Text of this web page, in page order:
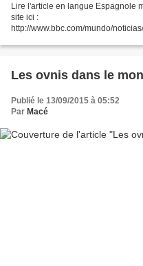
Lire l'article en langue Espagnole
site ici :
http://www.bbc.com/mundo/
https://translate.google.fr/t...
Les ovnis dans le
Publié le 13/09/2015 à 05:52
Par Macé